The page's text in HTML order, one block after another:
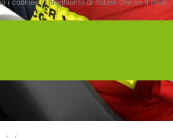
i cookie. Ti preghiamo di notare che se li